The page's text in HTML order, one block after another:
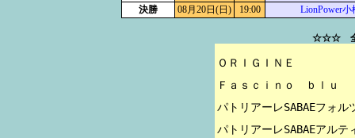
決勝
08月20日(日) 19:00 LionPower小
☆☆☆ 全
ＯＲＩＧＩＮＥ
Ｆａｓｃｉｎｏ　ｂｌｕ
パトリアーレSABAEフォル
パトリアーレSABAEアルテ